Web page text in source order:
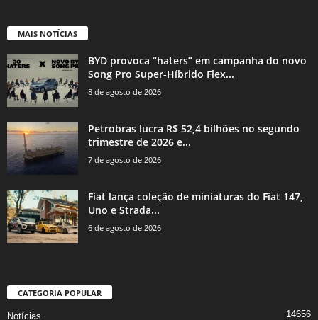
MAIS NOTÍCIAS
BYD provoca “haters” em campanha do novo
Song Pro Super-Híbrido Flex...
8 de agosto de 2026
Petrobras lucra R$ 52,4 bilhões no segundo
trimestre de 2026 e...
7 de agosto de 2026
Fiat lança coleção de miniaturas do Fiat 147,
Uno e Strada...
6 de agosto de 2026
CATEGORIA POPULAR
Notícias 14656